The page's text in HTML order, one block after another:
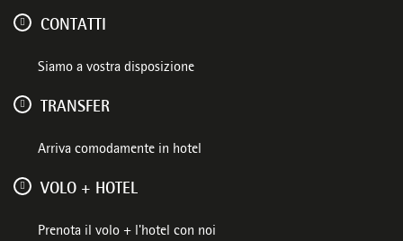
CONTATTI
Siamo a vostra disposizione
TRANSFER
Arriva comodamente in hotel
VOLO + HOTEL
Prenota il volo + l'hotel con noi